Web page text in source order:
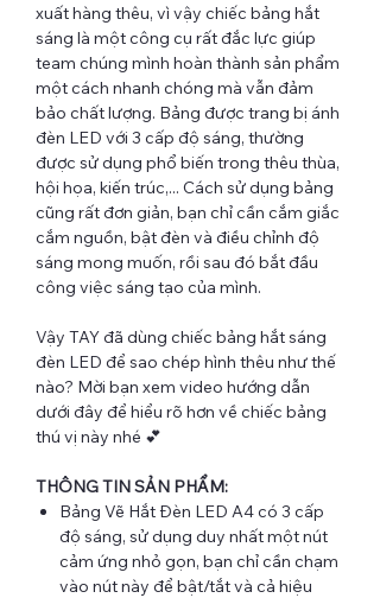
xuất hàng thêu, vì vậy chiếc bảng hắt
sáng là một công cụ rất đắc lực giúp
team chúng mình hoàn thành sản phẩm
một cách nhanh chóng mà vẫn đảm
bảo chất lượng. Bảng được trang bị ánh
đèn LED với 3 cấp độ sáng, thường
được sử dụng phổ biến trong thêu thùa,
hội họa, kiến trúc,... Cách sử dụng bảng
cũng rất đơn giản, bạn chỉ cần cắm giắc
cắm nguồn, bật đèn và điều chỉnh độ
sáng mong muốn, rồi sau đó bắt đầu
công việc sáng tạo của mình.
Vậy TAY đã dùng chiếc bảng hắt sáng
đèn LED để sao chép hình thêu như thế
nào? Mời bạn xem video hướng dẫn
dưới đây để hiểu rõ hơn về chiếc bảng
thú vị này nhé 💕
THÔNG TIN SẢN PHẨM:
Bảng Vẽ Hắt Đèn LED A4 có 3 cấp
độ sáng, sử dụng duy nhất một nút
cảm ứng nhỏ gọn, bạn chỉ cần chạm
vào nút này để bật/tắt và cả hiệu